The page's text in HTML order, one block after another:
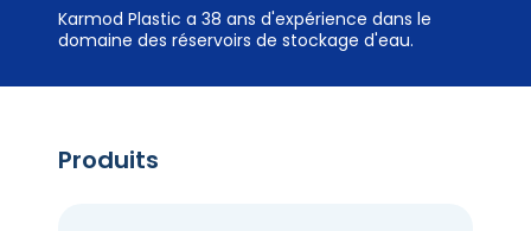
Karmod Plastic a 38 ans d'expérience dans le
domaine des réservoirs de stockage d'eau.
Produits